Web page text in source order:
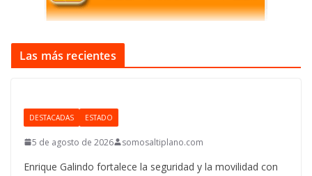
Las más recientes
DESTACADAS ESTADO
5 de agosto de 2026 somosaltiplano.com
Enrique Galindo fortalece la seguridad y la movilidad con